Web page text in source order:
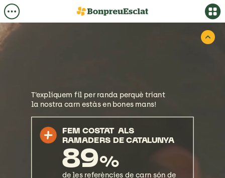
T’expliquem fil per randa perquè triant
la nostra carn estàsen bones mans!
89%
FEM COSTAT ALS
RAMADERS DE CATALUNYA
deles referències de carn són de